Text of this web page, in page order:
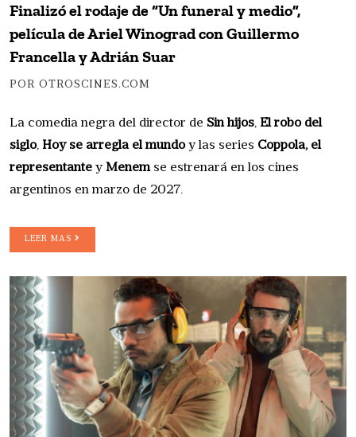
Finalizó el rodaje de “Un funeral y medio”,
película de Ariel Winograd con Guillermo
Francella y Adrián Suar
POR OTROSCINES.COM
La comedia negra del director de Sin hijos, El robo del
siglo, Hoy se arregla el mundoy las series Coppola, el
representante yMenemse estrenará en los cines
argentinos en marzo de 2027.
LEER MAS